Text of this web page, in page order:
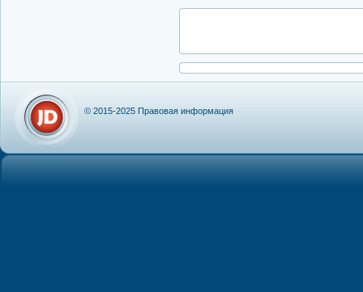
© 2015-2025 Правовая информация